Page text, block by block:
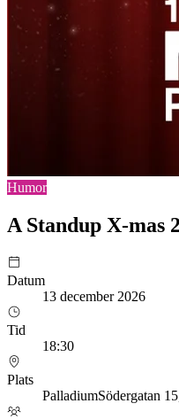
Humor
A Standup X-mas
Datum
13 december 2026
Tid
18:30
Plats
PalladiumSödergatan 15